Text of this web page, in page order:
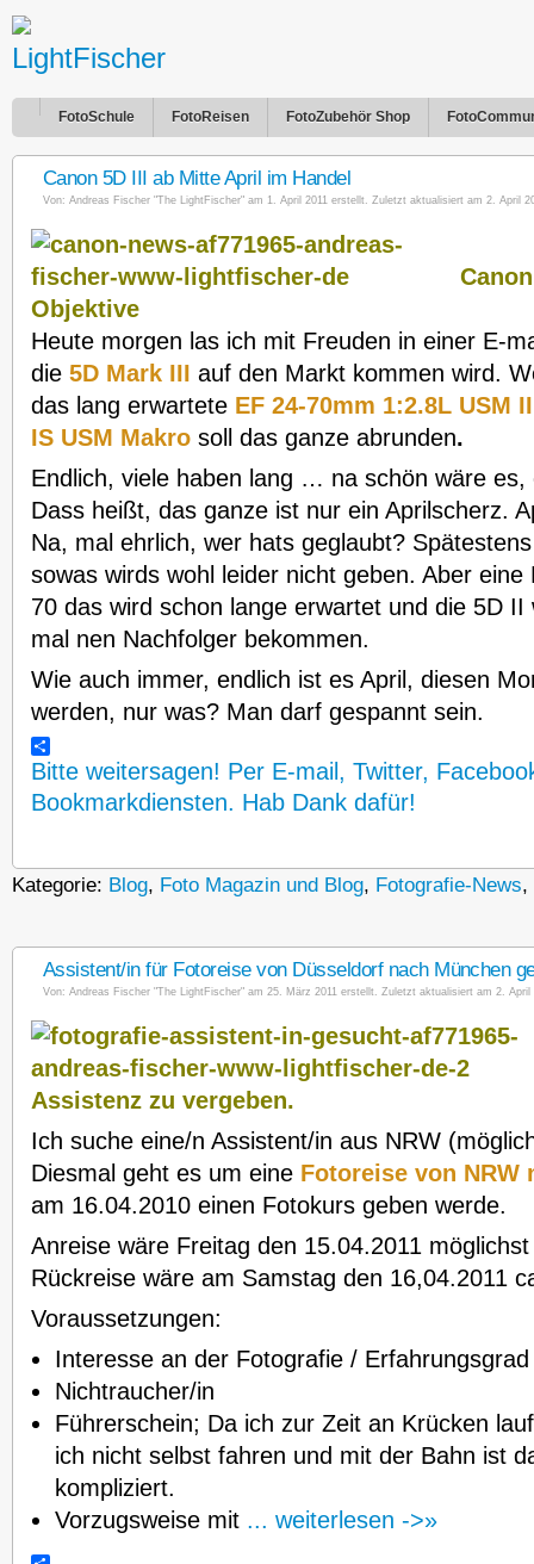
FotoSchule FotoReisen FotoZubehör Shop
Canon 5D III ab Mitte April im Handel
Von: Andreas Fischer "The LightFischer" am 1. April 2011 erstellt. Zuletzt aktualisiert am 2. April
Objektive
Heute morgen las ich mit Freuden in einer E-
die 5D Mark III auf den Markt kommen wird.
das lang erwartete EF 24-70mm 1:2.8L USM
IS USM Makro soll das ganze abrunden.
Endlich, viele haben lang … na schön wäre es,
Dass heißt, das ganze ist nur ein Aprilscherz.
Na, mal ehrlich, wer hats geglaubt?
sowas wirds wohl leider nicht geben. Aber
70 das wird schon lange erwartet und die 5D II
mal nen Nachfolger bekommen.
Wie auch immer, endlich ist es April, diesen
werden, nur was? Man darf gespannt sein.
Bitte weitersagen! Per E-mail, Twitter,
Bookmarkdiensten. Hab Dank dafür!
Kategorie: Blog, Foto Magazin und Blog, Fotografie-News,
Assistent/in für Fotoreise von Düsseldorf nach München
Von: Andreas Fischer "The LightFischer" am 25. März 2011 erstellt. Zuletzt aktualisiert am 2. April
Assistenz zu vergeben.
Ich suche eine/n Assistent/in aus NRW
Diesmal geht es um eine Fotoreise von NRW
am 16.04.2010 einen Fotokurs geben werde.
Anreise wäre Freitag den 15.04.2011
Rückreise wäre am Samstag den 16,04.2011
Voraussetzungen:
Interesse an der Fotografie / Erfahrungsgrad
Nichtraucher/in
Führerschein; Da ich zur Zeit an Krücken
ich nicht selbst fahren und mit der Bahn ist
kompliziert.
Vorzugsweise mit ... weiterlesen ->»